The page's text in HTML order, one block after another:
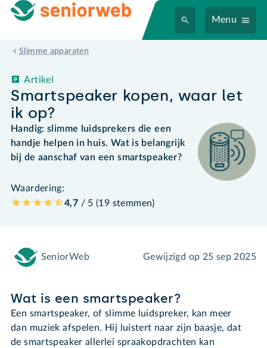
Menu
Slimme apparaten
Smartspeaker kopen, waar let
ik op?
Artikel
Handig: slimme luidsprekers die een
handje helpen in huis. Wat is belangrijk
bij de aanschaf van een smartspeaker?
Waardering:
4,7 / 5 (19 stemmen)
SeniorWeb Gewijzigd op 25 sep 2025
Wat is een smartspeaker?
Een smartspeaker, of slimme luidspreker, kan meer
dan muziek afspelen. Hij luistert naar zijn baasje, dat
de smartspeaker allerlei spraakopdrachten kan